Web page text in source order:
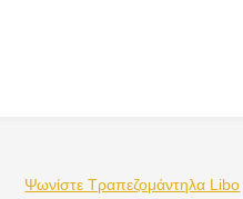
Ψωνίστε Τραπεζομάντηλα Libo